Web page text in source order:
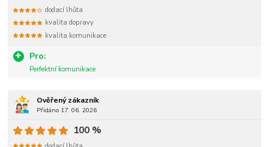
Pro:
Perfektní komunikace
dodací lhůta
kvalita dopravy
kvalita komunikace
Ověřený zákazník
Přidáno 17. 06. 2026
100 %